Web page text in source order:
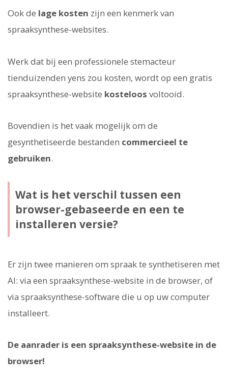
Ook de lage kosten zijn een kenmerk van
spraaksynthese-websites.
Werk dat bij een professionele stemacteur
tienduizenden yens zou kosten, wordt op een gratis
spraaksynthese-website kosteloos voltooid.
Bovendien is het vaak mogelijk om de
gesynthetiseerde bestanden commercieel te
gebruiken.
Wat is het verschil tussen een
browser-gebaseerde en een te
installeren versie?
Er zijn twee manieren om spraak te synthetiseren met
AI: via een spraaksynthese-website in de browser, of
via spraaksynthese-software die u op uw computer
installeert.
De aanrader is een spraaksynthese-website in de
browser!